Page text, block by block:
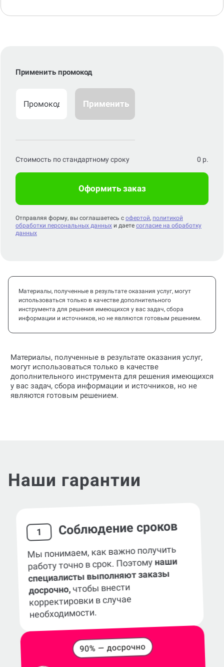
Применить промокод
Применить
Стоимость по стандартному сроку 0 р.
Оформить заказ
Отправляя форму, вы соглашаетесь с офертой, политикой
обработки персональных данных и даете согласие на обработку
данных
Материалы, полученные в результате оказания услуг, могут
использоваться только в качестве дополнительного
инструмента для решения имеющихся у вас задач, сбора
информации и источников, но не являются готовым решением.
Материалы, полученные в результате оказания услуг,
могут использоваться только в качестве
дополнительного инструмента для решения имеющихся
у вас задач, сбора информации и источников, но не
являются готовым решением.
Наши гарантии
1 Соблюдение сроков
Мы понимаем, как важно получить
работу точно в срок. Поэтому наши
специалисты выполняют заказы
досрочно,чтобы внести
корректировки в случае
необходимости.